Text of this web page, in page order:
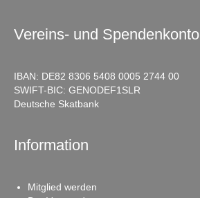
Vereins- und Spendenkonto
IBAN: DE82 8306 5408 0005 2744 00
SWIFT-BIC: GENODEF1SLR
Deutsche Skatbank
Information
Mitglied werden